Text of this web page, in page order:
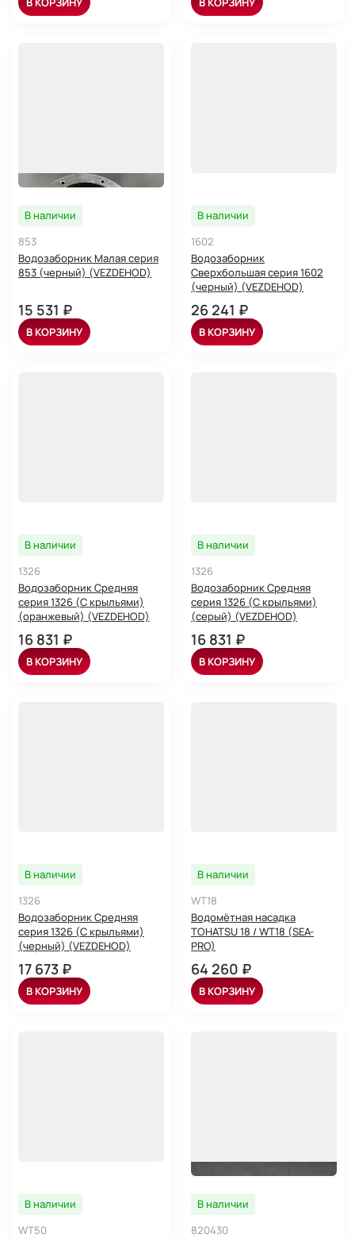
В наличии
853
Водозаборник Малая серия
853 (черный) (VEZDEHOD)
15 531 ₽
В КОРЗИНУ
В наличии
1602
Водозаборник
Сверхбольшая серия 1602
(черный) (VEZDEHOD)
26 241 ₽
В КОРЗИНУ
В наличии
1326
Водозаборник Средняя
серия 1326 (С крыльями)
(оранжевый) (VEZDEHOD)
16 831 ₽
В КОРЗИНУ
В наличии
1326
Водозаборник Средняя
серия 1326 (С крыльями)
(серый) (VEZDEHOD)
16 831 ₽
В КОРЗИНУ
В наличии
1326
Водозаборник Средняя
серия 1326 (С крыльями)
(черный) (VEZDEHOD)
17 673 ₽
В КОРЗИНУ
В наличии
WT18
Водомётная насадка
TOHATSU 18 / WT18 (SEA-
PRO)
64 260 ₽
В КОРЗИНУ
В наличии
WT50
В наличии
820430